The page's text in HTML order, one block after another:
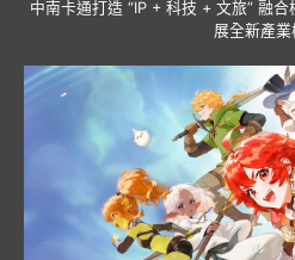
中南卡通打造 “IP + 科技 + 文旅” 融
展全新產業